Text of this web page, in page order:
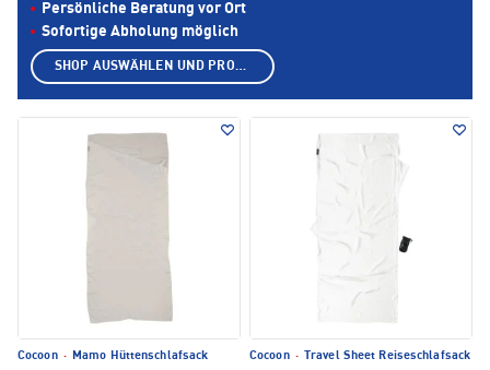
Cocoon · Mamo Hüttenschlafsack Cocoon · Travel Sheet Reiseschlafsack
Persönliche Beratung vor Ort
Sofortige Abholung möglich
SHOP AUSWÄHLEN UND PRODUKTE ANZEIGEN